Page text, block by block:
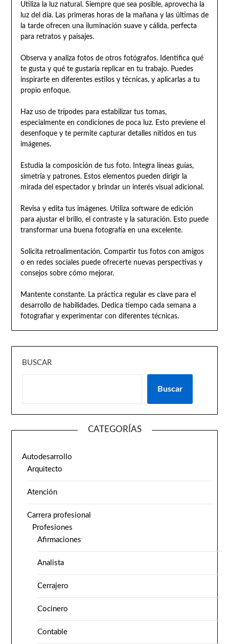
Utiliza la luz natural. Siempre que sea posible, aprovecha la
luz del día. Las primeras horas de la mañana y las últimas de
la tarde ofrecen una iluminación suave y cálida, perfecta
para retratos y paisajes.
Observa y analiza fotos de otros fotógrafos. Identifica qué
te gusta y qué te gustaría replicar en tu trabajo. Puedes
inspirarte en diferentes estilos y técnicas, y aplicarlas a tu
propio enfoque.
Haz uso de trípodes para estabilizar tus tomas,
especialmente en condiciones de poca luz. Esto previene el
desenfoque y te permite capturar detalles nítidos en tus
imágenes.
Estudia la composición de tus foto. Integra líneas guías,
simetría y patrones. Estos elementos pueden dirigir la
mirada del espectador y brindar un interés visual adicional.
Revisa y edita tus imágenes. Utiliza software de edición
para ajustar el brillo, el contraste y la saturación. Esto puede
transformar una buena fotografía en una excelente.
Solicita retroalimentación. Compartir tus fotos con amigos
o en redes sociales puede ofrecerte nuevas perspectivas y
consejos sobre cómo mejorar.
Mantente constante. La práctica regular es clave para el
desarrollo de habilidades. Dedica tiempo cada semana a
fotografiar y experimentar con diferentes técnicas.
BUSCAR
Buscar
CATEGORÍAS
Autodesarrollo
Arquitecto
Atención
Carrera profesional
Profesiones
Afirmaciones
Analista
Cerrajero
Cocinero
Contable